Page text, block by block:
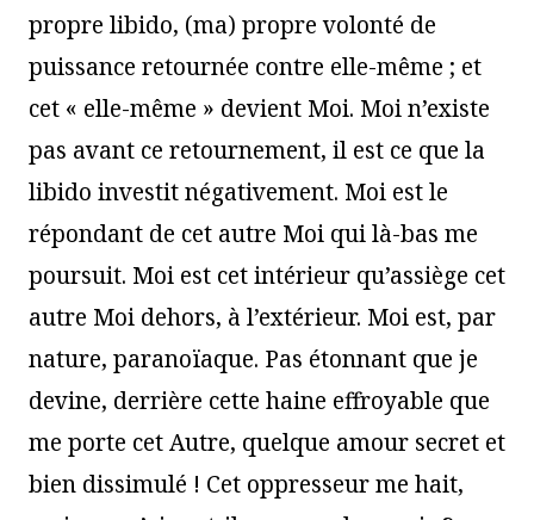
propre libido, (ma) propre volonté de
puissance retournée contre elle-même ; et
cet « elle-même » devient Moi. Moi n’existe
pas avant ce retournement, il est ce que la
libido investit négativement. Moi est le
répondant de cet autre Moi qui là-bas me
poursuit. Moi est cet intérieur qu’assiège cet
autre Moi dehors, à l’extérieur. Moi est, par
nature, paranoïaque. Pas étonnant que je
devine, derrière cette haine effroyable que
me porte cet Autre, quelque amour secret et
bien dissimulé ! Cet oppresseur me hait,